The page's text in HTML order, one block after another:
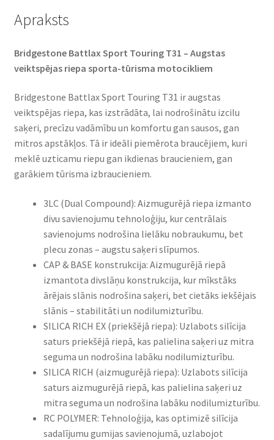
Apraksts
Bridgestone Battlax Sport Touring T31 – Augstas
veiktspējas riepa sporta-tūrisma motocikliem​
Bridgestone Battlax Sport Touring T31 ir augstas
veiktspējas riepa, kas izstrādāta, lai nodrošinātu izcilu
saķeri, precīzu vadāmību un komfortu gan sausos, gan
mitros apstākļos. Tā ir ideāli piemērota braucējiem, kuri
meklē uzticamu riepu gan ikdienas braucieniem, gan
garākiem tūrisma izbraucieniem.​
3LC (Dual Compound): Aizmugurējā riepa izmanto
divu savienojumu tehnoloģiju, kur centrālais
savienojums nodrošina lielāku nobraukumu, bet
plecu zonas – augstu saķeri slīpumos.​
CAP & BASE konstrukcija: Aizmugurējā riepā
izmantota divslāņu konstrukcija, kur mīkstāks
ārējais slānis nodrošina saķeri, bet cietāks iekšējais
slānis – stabilitāti un nodilumizturību.​
SILICA RICH EX (priekšējā riepa): Uzlabots silīcija
saturs priekšējā riepā, kas palielina saķeri uz mitra
seguma un nodrošina labāku nodilumizturību.​
SILICA RICH (aizmugurējā riepa): Uzlabots silīcija
saturs aizmugurējā riepā, kas palielina saķeri uz
mitra seguma un nodrošina labāku nodilumizturību.​
RC POLYMER: Tehnoloģija, kas optimizē silīcija
sadalījumu gumijas savienojumā, uzlabojot